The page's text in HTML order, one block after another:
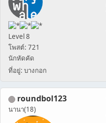
Level 8
โพสต์: 721
นักหัดคัด
ที่อยู่: บางกอก
roundbol123
นานา(18)